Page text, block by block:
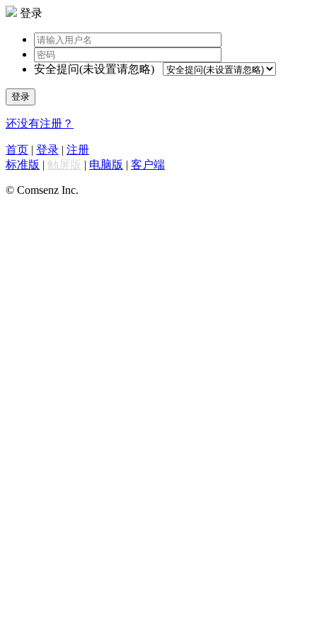
登录
安全提问(未设置请忽略)
登录
还没有注册？
首页 | 登录 | 注册
标准版 | 触屏版 | 电脑版 | 客户端
© Comsenz Inc.